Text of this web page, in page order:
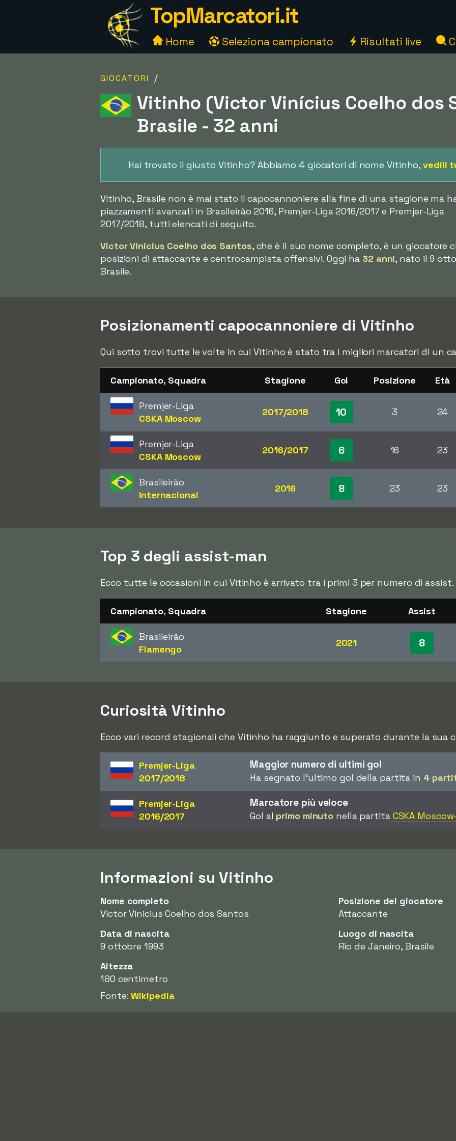
TopMarcatori.it
Home Seleziona campionato Risultati live
GIOCATORI /
Vitinho (Victor Vinícius Coelho dos
Brasile - 32 anni
Hai trovato il giusto Vitinho? Abbiamo 4 giocatori di nome Vitinho,vedili
Vitinho, Brasile non è mai stato il capocannoniere alla fine di una stagione ma
piazzamenti avanzati in Brasileirão 2016, Premjer-Liga 2016/2017 e Premjer-Liga
2017/2018, tutti elencati di seguito.
Victor Vinicius Coelho dos Santos, che è il suo nome completo, è un giocatore
posizioni di attaccante e centrocampista offensivi. Oggi ha 32 anni, nato il 9
Brasile.
Posizionamenti capocannoniere di Vitinho
Qui sotto trovi tutte le volte in cui Vitinho è stato tra i migliori marcatori di un
Campionato, Squadra Stagione Gol Posizione Età
Premjer-Liga
CSKA Moscow
2017/2018 10 3 24
Premjer-Liga
CSKA Moscow
2016/2017 6 16 23
Brasileirão
Internacional
2016 8 23 23
Top 3 degli assist-man
Ecco tutte le occasioni in cui Vitinho è arrivato tra i primi 3 per numero di assist.
Campionato, Squadra Stagione Assist
Brasileirão
Flamengo
2021 8
Curiosità Vitinho
Ecco vari record stagionali che Vitinho ha raggiunto e superato durante la sua
Premjer-Liga
2017/2018
Maggior numero di ultimi gol
Ha segnato l'ultimo gol della partita in 4
Premjer-Liga
2016/2017
Marcatore più veloce
Gol al primo minuto nella partita CSKA
Informazioni su Vitinho
Nome completo
Victor Vinicius Coelho dos Santos
Posizione del giocatore
Attaccante
Data di nascita
9 ottobre 1993
Luogo di nascita
Rio de Janeiro, Brasile
Altezza
180 centimetro
Fonte:Wikipedia